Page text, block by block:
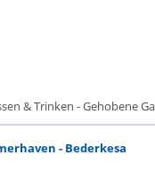
& Trinken - Gehobene
- Bederkesa